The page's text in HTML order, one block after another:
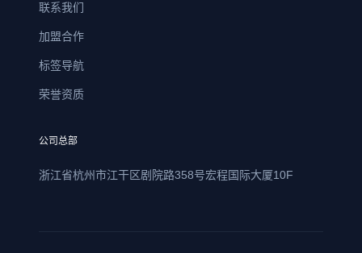
联系我们
加盟合作
标签导航
荣誉资质
公司总部
浙江省杭州市江干区剧院路358号宏程国际大厦10F